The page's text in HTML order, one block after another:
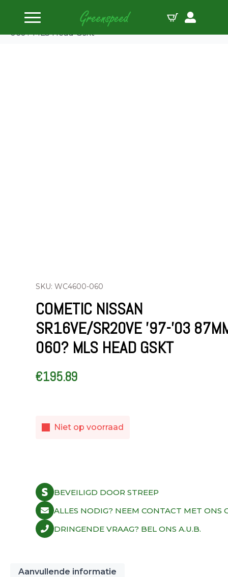
Home
Koppakkingen
Cometic Nissan SR16VE/SR20VE ’97-’03 87mm
060? MLS Head Gskt
SKU: WC4600-060
COMETIC NISSAN
SR16VE/SR20VE ’97-’03
060? MLS HEAD GSKT
€195.89
Niet op voorraad
BEVEILIGD DOOR STREEP
ALLES NODIG? NEEM CONTACT MET ONS
DRINGENDE VRAAG? BEL ONS A.U.B.
Aanvullende informatie